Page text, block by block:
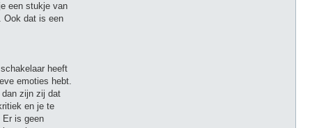
een stukje van
Ook dat is een
heeft
emoties hebt.
dan zijn zij dat
en je te
Er is geen